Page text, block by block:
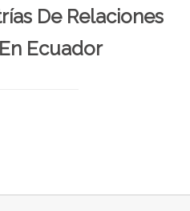
De Relaciones
Ecuador